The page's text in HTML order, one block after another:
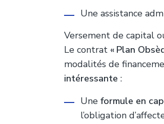
Une assistance
Versement de capital
Le contrat « Plan
modalités de
intéressante :
Une formule en
l’obligation